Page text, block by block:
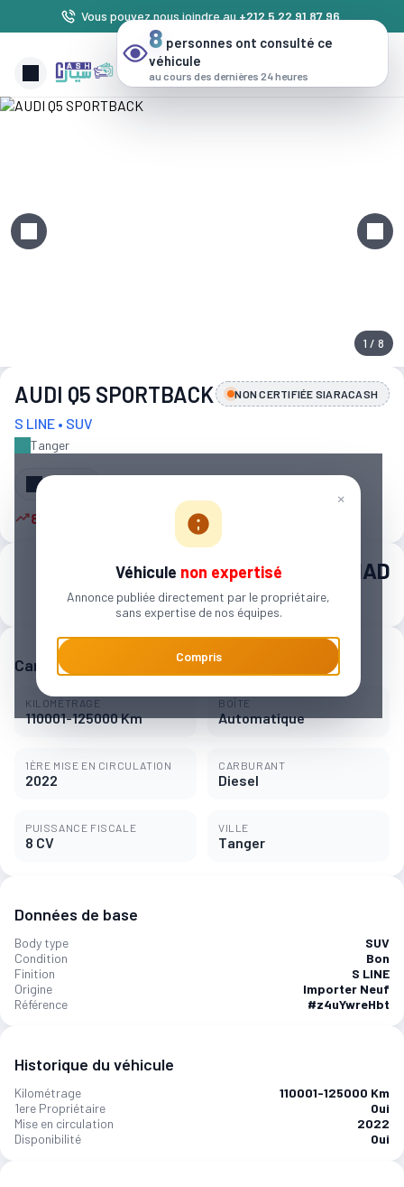
Vous pouvez nous joindre au +212 5 22 91 87 96
1 / 8
AUDI Q5 SPORTBACK NON CERTIFIÉE SIARACASH
S LINE • SUV
Tanger‎
×
Véhicule non expertisé
Annonce publiée directement par le propriétaire,
sans expertise de nos équipes.
Compris
Partager
8 autres personnes sont intéressées
625 000 MAD
9 527 MAD / mois
Caractéristiques principales
KILOMÉTRAGE
110001-125000 Km
BOÎTE
Automatique
1ÈRE MISE EN CIRCULATION
2022
CARBURANT
Diesel
PUISSANCE FISCALE
8 CV
VILLE
Tanger‎
Données de base
Body type
SUV
Condition
Bon
Finition
S LINE
Origine
Importer Neuf
Référence
#z4uYwreHbt
Historique du véhicule
Kilométrage
110001-125000 Km
1ere Propriétaire
Oui
Mise en circulation
2022
Disponibilité
Oui
8 personnes ont consulté ce
véhicule
au cours des dernières 24 heures